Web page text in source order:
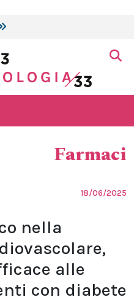
Farmaci
18/06/2025
nella
alle
con diabete